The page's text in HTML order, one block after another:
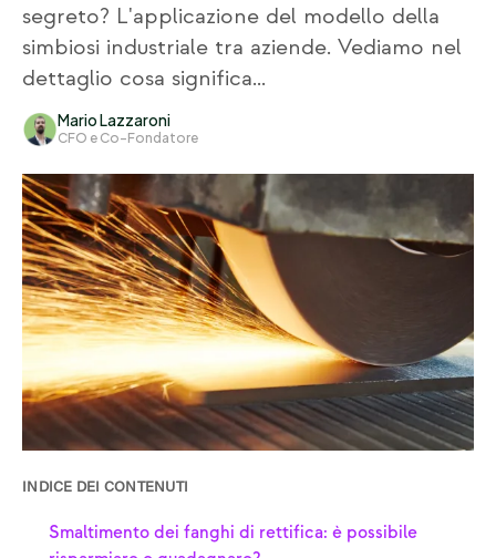
segreto? L'applicazione del modello della
simbiosi industriale tra aziende. Vediamo nel
dettaglio cosa significa...
Mario Lazzaroni
CFO e Co-Fondatore
INDICE DEI CONTENUTI
Smaltimento dei fanghi di rettifica: è possibile